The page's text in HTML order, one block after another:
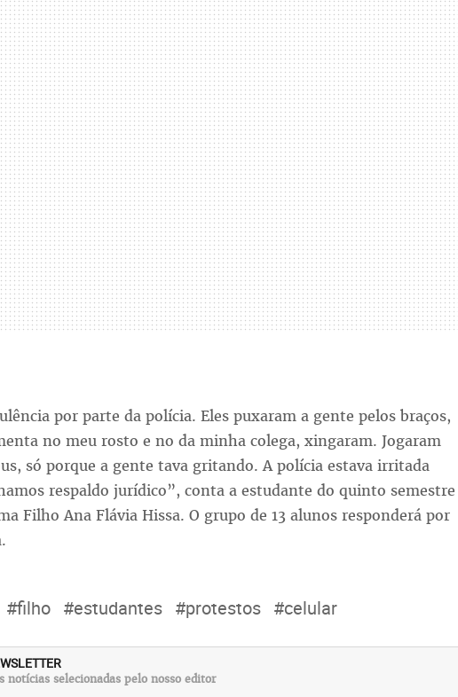
por parte da polícia. Eles puxaram a gente pelos braços,
no meu rosto e no da minha colega, xingaram. Jogaram
só porque a gente tava gritando. A polícia estava irritada
respaldo jurídico”, conta a estudante do quinto semestre
Filho Ana Flávia Hissa. O grupo de 13 alunos responderá por
#filho #estudantes #protestos #celular
notícias selecionadas pelo nosso editor